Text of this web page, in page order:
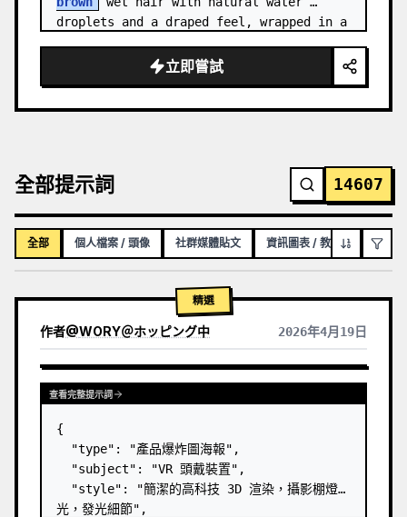
droplets and a draped feel, wrapped in a
立即嘗試
全部提示詞 14607
全部 個人檔案 / 頭像 社群媒體貼文 資訊圖表 / 教育視覺化內容
精選
作者@WORY＠ホッピング中 2026年4月19日
查看完整提示詞
{
  "type": "產品爆炸圖海報",
  "subject": "VR 頭戴裝置",
  "style": "簡潔的高科技 3D 渲染，攝影棚燈
光，發光細節",